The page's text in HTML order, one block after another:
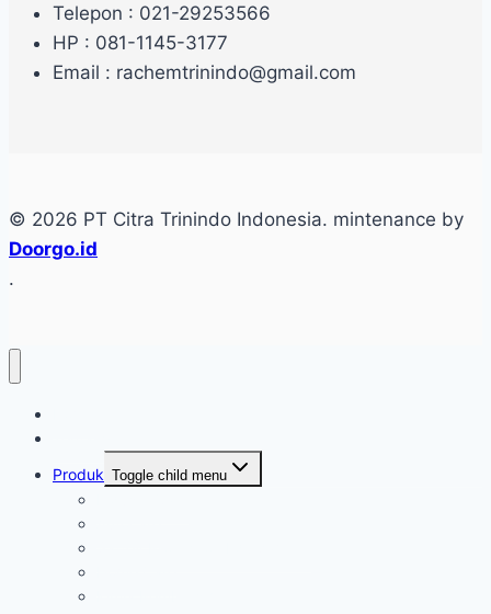
Telepon : 021-29253566
HP : 081-1145-3177
Email : rachemtrinindo@gmail.com
© 2026 PT Citra Trinindo Indonesia. mintenance by
Doorgo.id
.
Produk Toggle child menu